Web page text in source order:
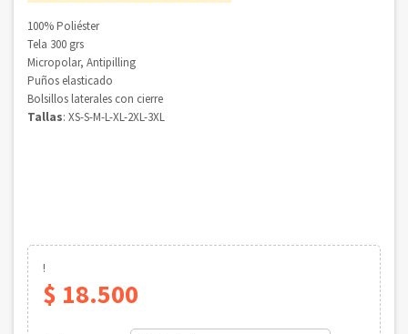
100% Poliéster
Tela 300 grs
Micropolar, Antipilling
Puños elasticado
Bolsillos laterales con cierre
Tallas: XS-S-M-L-XL-2XL-3XL
!
$ 18.500